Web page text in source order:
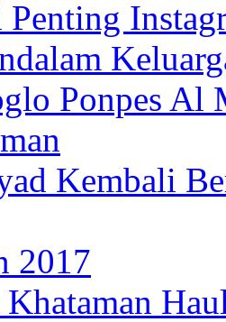
Penting
Ponpes Al
Kembali
2017